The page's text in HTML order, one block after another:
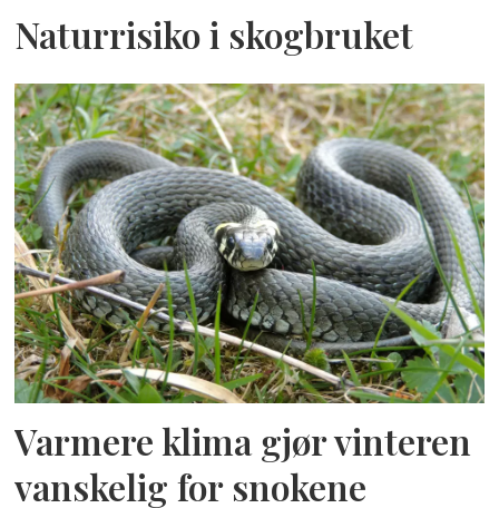
Naturrisiko i skogbruket
Varmere klima gjør vinteren
vanskelig for snokene